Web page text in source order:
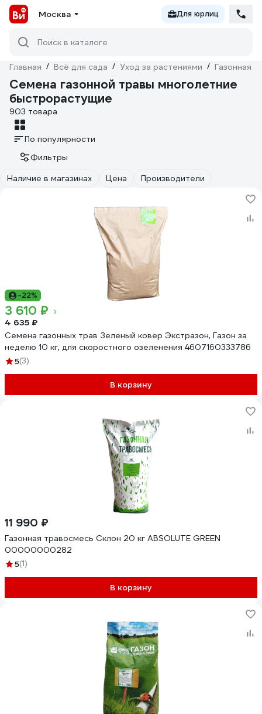
Москва Для юрлиц
Поиск в каталоге
Главная / Всё для сада / Уход за растениями / Газонная
Семена газонной травы многолетние
быстрорастущие
903 товара
По популярности
Фильтры
Наличие в магазинах
Цена Производители
-22%
3 610 ₽
4 635 ₽
Семена газонных трав Зеленый ковер Экстразон, Газон за
неделю 10 кг, для скоростного озеленения 4607160333786
5(3)
В корзину
11 990 ₽
Газонная травосмесь Склон 20 кг ABSOLUTE GREEN
00000000282
5(1)
В корзину